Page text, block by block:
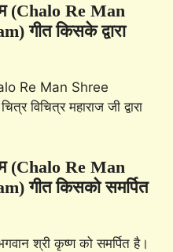
(Chalo Re Man
गीत किसके द्वारा
Re Man Shree
विचित्र महाराज जी द्वारा
(Chalo Re Man
गीत किसको समर्पित
श्री कृष्ण को समर्पित है।